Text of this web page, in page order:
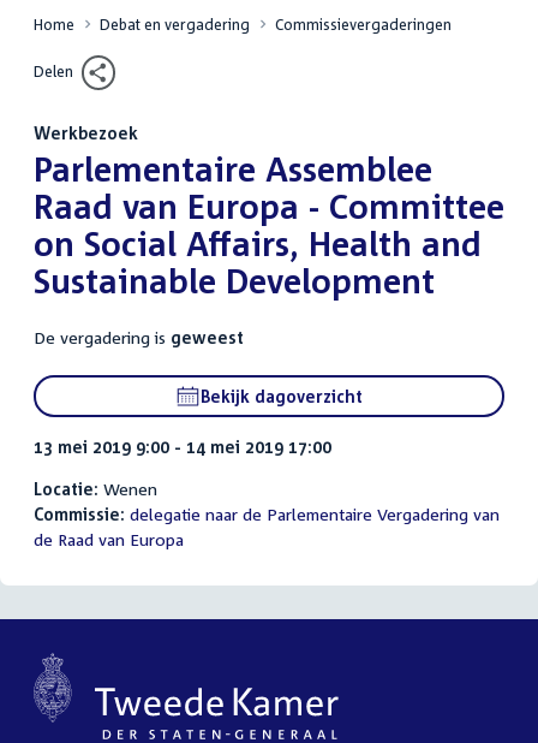
Home Debat en vergadering Commissievergaderingen
Delen
Werkbezoek
:Parlementaire Assemblee
Raad van Europa - Committee
on Social Affairs, Health and
Sustainable Development
De vergadering is geweest
Bekijk dagoverzicht
13 mei 2019 9:00 - 14 mei 2019 17:00
Locatie: Wenen
Commissie: delegatie naar de Parlementaire Vergadering van
de Raad van Europa